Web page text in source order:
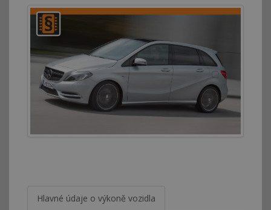
Hlavné údaje o výkoně vozidla